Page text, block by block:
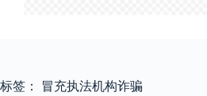
标签： 冒充执法机构诈骗